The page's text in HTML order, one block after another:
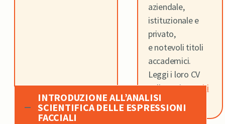
aziendale,
istituzionale e
privato,
e notevoli titoli
accademici.
Leggi i loro CV
nella sezioneChi
siamo
INTRODUZIONE ALL’ANALISI
SCIENTIFICA DELLE ESPRESSIONI
FACCIALI